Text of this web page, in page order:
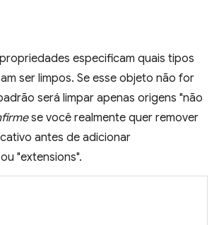
especificam quais tipos
ser limpos. Se esse objeto não for
será limpar apenas origens "não
se você realmente quer remover
antes de adicionar
"extensions".